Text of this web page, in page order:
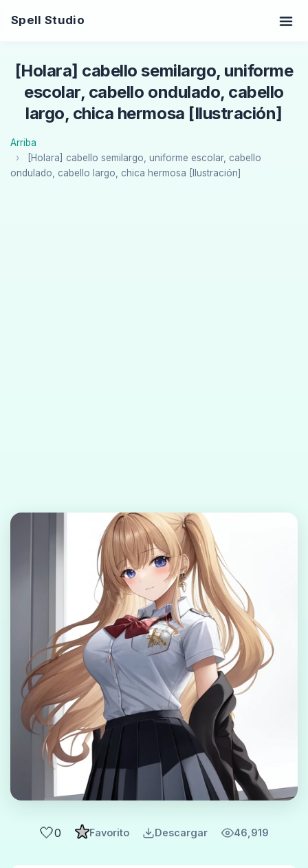
Spell Studio
[Holara] cabello semilargo, uniforme
escolar, cabello ondulado, cabello
largo, chica hermosa [Ilustración]
Arriba
[Holara] cabello semilargo, uniforme escolar, cabello
ondulado, cabello largo, chica hermosa [Ilustración]
🤍0 Favorito Descargar 46,919